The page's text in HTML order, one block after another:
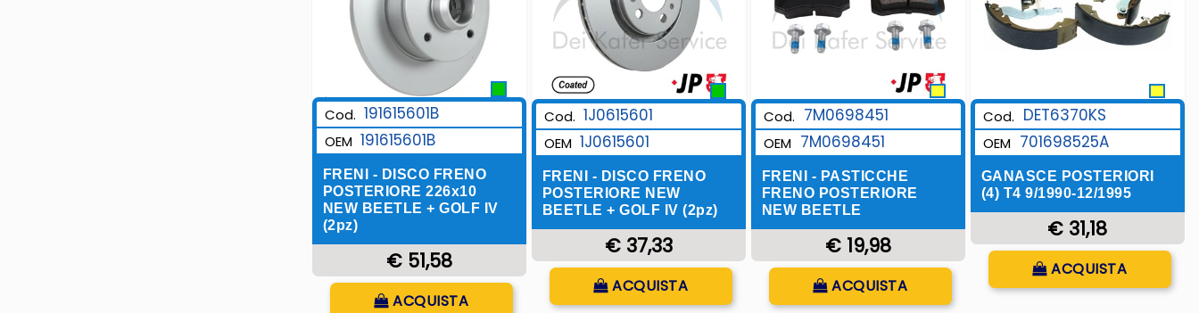
Cod. 191615601B
OEM 191615601B
FRENI - DISCO FRENO
POSTERIORE 226x10
NEW BEETLE + GOLF IV
(2pz)
€ 51,58
Quantità
ACQUISTA
Cod. 1J0615601
OEM 1J0615601
FRENI - DISCO FRENO
POSTERIORE NEW
BEETLE + GOLF IV (2pz)
€ 37,33
ACQUISTA
Cod. 7M0698451
OEM 7M0698451
FRENI - PASTICCHE
FRENO POSTERIORE
NEW BEETLE
€ 19,98
ACQUISTA
Cod. DET6370KS
OEM 701698525A
GANASCE POSTERIORI
(4) T4 9/1990-12/1995
€ 31,18
ACQUISTA